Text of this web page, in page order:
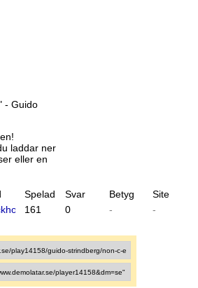
- Guido
laddar ner
eller en
Spelad Svar Betyg
Site
161 0 - -